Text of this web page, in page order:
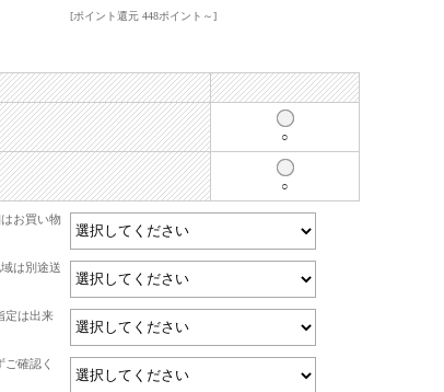
[ポイント還元 448ポイント～]
○
○
お買い物
は別途送
定は出来
確認く